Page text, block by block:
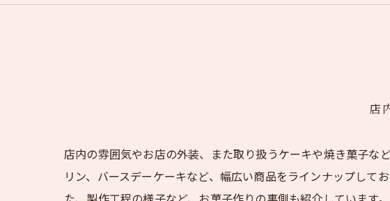
店
店内の雰囲気やお店の外装、また取り扱うケーキや焼き菓子な
リン、バースデーケーキなど、幅広い商品をラインナップして